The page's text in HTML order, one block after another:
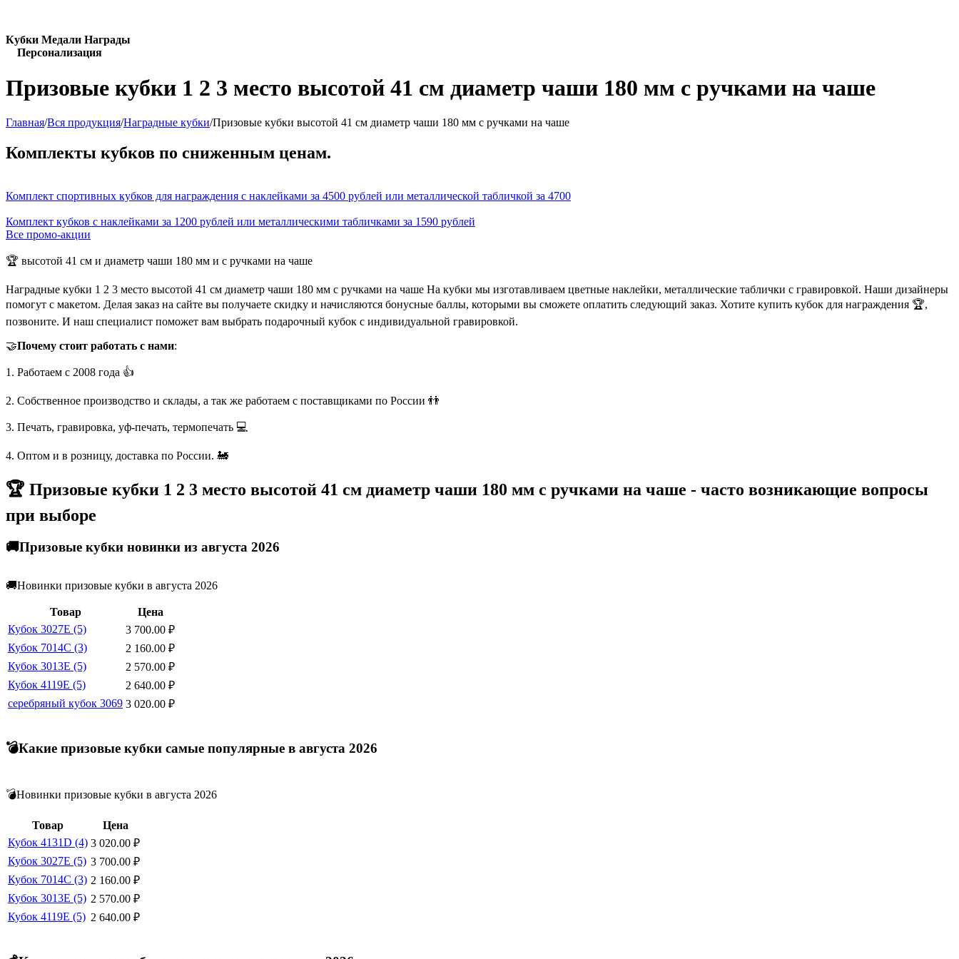
Кубки Медали Награды
Персонализация
Призовые кубки 1 2 3 место высотой 41 см диаметр чаши 180 мм с ручками на чаше
Главная/Вся продукция/Наградные кубки/Призовые кубки высотой 41 см диаметр чаши 180 мм с ручками на чаше
Комплекты кубков по сниженным ценам.
Комплект спортивных кубков для награждения с наклейками за 4500 рублей или металлической табличкой за 4700
Комплект кубков с наклейками за 1200 рублей или металлическими табличками за 1590 рублей
Все промо-акции
🏆 высотой 41 см и диаметр чаши 180 мм и с ручками на чаше
Наградные кубки 1 2 3 место высотой 41 см диаметр чаши 180 мм с ручками на чаше На кубки мы изготавливаем цветные наклейки, металлические таблички с гравировкой. Наши дизайнеры
помогут с макетом. Делая заказ на сайте вы получаете скидку и начисляются бонусные баллы, которыми вы сможете оплатить следующий заказ. Хотите купить кубок для награждения 🏆,
позвоните. И наш специалист поможет вам выбрать подарочный кубок с индивидуальной гравировкой.
🤝Почему стоит работать с нами:
1. Работаем с 2008 года 👍
2. Собственное производство и склады, а так же работаем с поставщиками по России 👬
3. Печать, гравировка, уф-печать, термопечать 💻
4. Оптом и в розницу, доставка по России. 🚂
🏆 Призовые кубки 1 2 3 место высотой 41 см диаметр чаши 180 мм с ручками на чаше - часто возникающие вопросы
при выборе
🚚Призовые кубки новинки из августа 2026
🚚Новинки призовые кубки в августа 2026
Товар
Цена
Кубок 3027E (5)
3 700.00 ₽
Кубок 7014C (3)
2 160.00 ₽
Кубок 3013E (5)
2 570.00 ₽
Кубок 4119E (5)
2 640.00 ₽
серебряный кубок 3069 3 020.00 ₽
💣Какие призовые кубки самые популярные в августа 2026
💣Новинки призовые кубки в августа 2026
Товар
Цена
Кубок 4131D (4) 3 020.00 ₽
Кубок 3027E (5) 3 700.00 ₽
Кубок 7014C (3) 2 160.00 ₽
Кубок 3013E (5) 2 570.00 ₽
Кубок 4119E (5) 2 640.00 ₽